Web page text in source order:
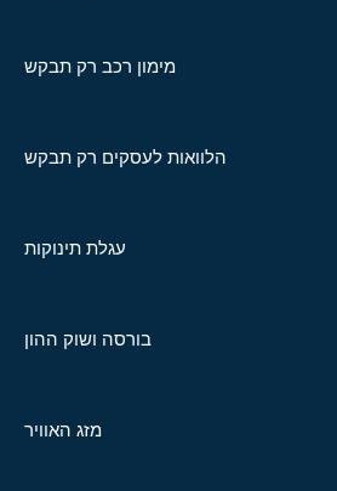
מימון רכב רק תבקש
הלוואות לעסקים רק תבקש
עגלת תינוקות
בורסה ושוק ההון
מזג האוויר